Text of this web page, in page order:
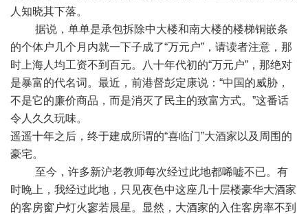
人知晓其下落。
据说，单单是承包拆除中大楼和南大楼的楼梯铜嵌条
的个体户几个月内就一下子成了“万元户”，请读者注意，那
时上海人均工资不到百元。八十年代初的“万元户”，那绝对
是暴富的代名词。最近，前港督彭定康说：“中国的威胁，
不是它的廉价商品，而是消灭了民主的致富方式。”这番话
令人久久玩味。
遥遥十年之后，终于建成所谓的“喜临门”大酒家以及周围的
豪宅。
至今，许多新沪老教师每次经过此地都唏嘘不已。有
时晚上，我经过此地，只见夜色中这座几十层楼豪华大酒家
的客房窗户灯火寥若晨星。显然，大酒家的入住客房率不到